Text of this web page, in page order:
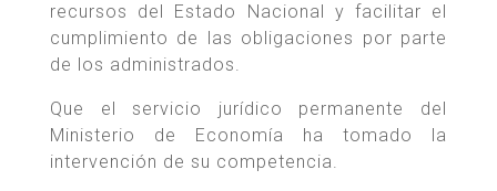
recursos del Estado Nacional y facilitar el
cumplimiento de las obligaciones por parte
de los administrados.
Que el servicio jurídico permanente del
Ministerio de Economía ha tomado la
intervención de su competencia.